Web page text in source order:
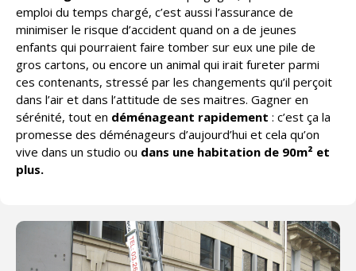
emploi du temps chargé, c’est aussi l’assurance de
minimiser le risque d’accident quand on a de jeunes
enfants qui pourraient faire tomber sur eux une pile de
gros cartons, ou encore un animal qui irait fureter parmi
ces contenants, stressé par les changements qu’il perçoit
dans l’air et dans l’attitude de ses maitres. Gagner en
sérénité, tout en déménageant rapidement : c’est ça la
promesse des déménageurs d’aujourd’hui et cela qu’on
vive dans un studio ou dans une habitation de 90m² et
plus.